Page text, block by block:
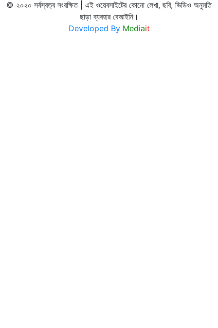
© ২০২০ সর্বস্বত্ব সংরক্ষিত | এই ওয়েবসাইটের কোনো লেখা, ছবি, ভিডিও অনুমতি
ছাড়া ব্যবহার বেআইনি।
Developed By Mediait